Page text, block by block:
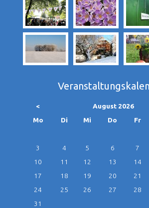
< August 2026
Montag Di enstag
Mi ttwoch
Do nnerstag
Fr
3
4 5 6 7
10
11 12 13 14
17
18 19 20 21
24
25 26 27 28
31